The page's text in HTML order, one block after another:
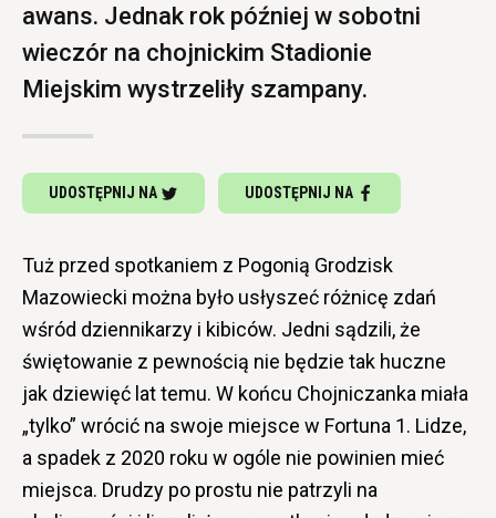
awans. Jednak rok później w sobotni
wieczór na chojnickim Stadionie
Miejskim wystrzeliły szampany.
UDOSTĘPNIJ NA UDOSTĘPNIJ NA
Tuż przed spotkaniem z Pogonią Grodzisk
Mazowiecki można było usłyszeć różnicę zdań
wśród dziennikarzy i kibiców. Jedni sądzili, że
świętowanie z pewnością nie będzie tak huczne
jak dziewięć lat temu. W końcu Chojniczanka miała
„tylko” wrócić na swoje miejsce w Fortuna 1. Lidze,
a spadek z 2020 roku w ogóle nie powinien mieć
miejsca. Drudzy po prostu nie patrzyli na